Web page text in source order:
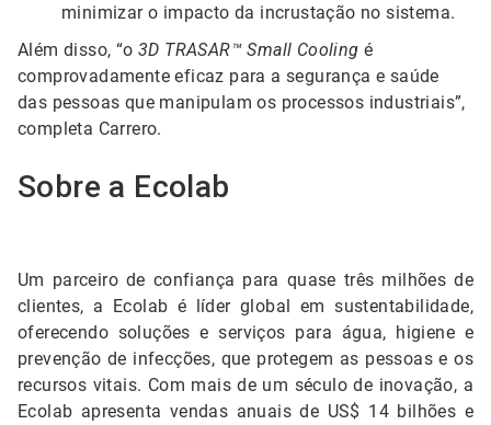
minimizar o impacto da incrustação no sistema.
Além disso, “o 3D TRASAR™ Small Cooling é
comprovadamente eficaz para a segurança e saúde
das pessoas que manipulam os processos industriais”,
completa Carrero.
Sobre a Ecolab
Um parceiro de confiança para quase três milhões de
clientes, a Ecolab é líder global em sustentabilidade,
oferecendo soluções e serviços para água, higiene e
prevenção de infecções, que protegem as pessoas e os
recursos vitais. Com mais de um século de inovação, a
Ecolab apresenta vendas anuais de US$ 14 bilhões e